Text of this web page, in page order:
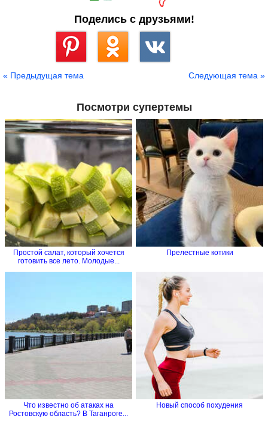
Поделись с друзьями!
« Предыдущая тема Следующая тема »
Посмотри супертемы
Простой салат, который хочется
готовить все лето. Молодые...
Прелестные котики
Что известно об атаках на
Ростовскую область? В Таганроге...
Новый способ похудения